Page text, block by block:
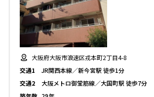
大阪府大阪市浪速区戎本町2丁目4-8
交通1
JR関西本線／新今宮駅 徒歩1分
交通2
大阪メトロ御堂筋線／大国町駅 徒歩7分